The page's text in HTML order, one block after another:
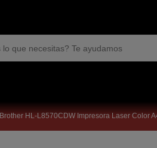
Brother HL-L8570CDW Impresora Laser Color